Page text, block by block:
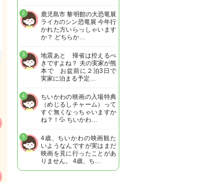
鹿児島市 黎明館の大恐竜展
ライカのシン恐竜展 今年行
かれた方いらっしゃいます
か？ どちらか…
2
地震あと 帰省は控えるべ
きですよね？ 夫の実家が熊
本で お盆前に２泊3日で
実家に泊まる予定…
3
ちいかわの映画の入場特典
（めじるしチャーム）って
すぐ無くなっちゃいますか
ね？！💦 ちいかわ…
4
4歳、ちいかわの映画観た
いようなんですが実はまだ
映画を見に行ったことがあ
りません。 4歳、ち…
5